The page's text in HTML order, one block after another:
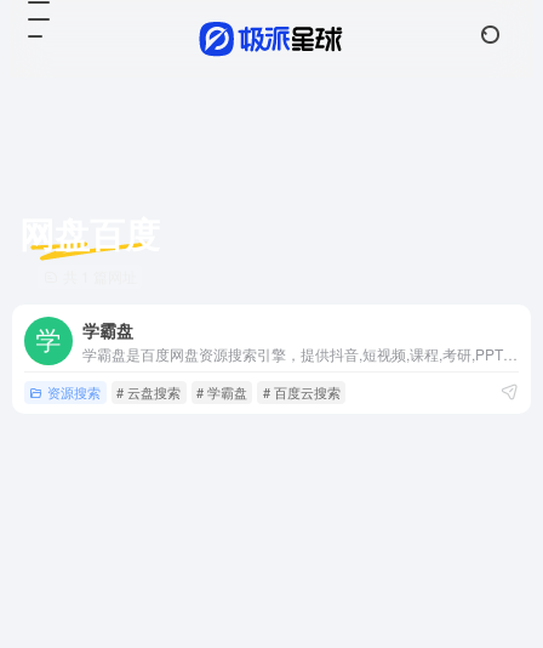
网盘百度
学霸盘
资源搜索 # 云盘搜索 # 学霸盘 # 百度云搜索